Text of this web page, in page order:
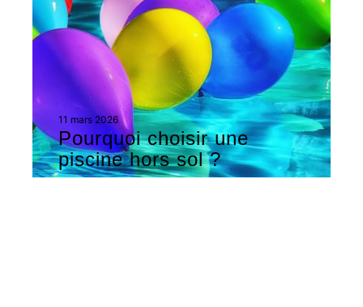
11 mars 2026
Pourquoi choisir une
piscine hors sol ?